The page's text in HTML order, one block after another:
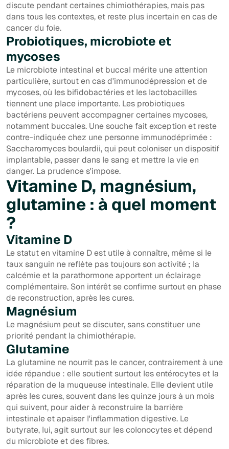
discute pendant certaines chimiothérapies, mais pas
dans tous les contextes, et reste plus incertain en cas de
cancer du foie.
Probiotiques, microbiote et
mycoses
Le microbiote intestinal et buccal mérite une attention
particulière, surtout en cas d'immunodépression et de
mycoses, où les bifidobactéries et les lactobacilles
tiennent une place importante. Les probiotiques
bactériens peuvent accompagner certaines mycoses,
notamment buccales. Une souche fait exception et reste
contre-indiquée chez une personne immunodéprimée :
Saccharomyces boulardii, qui peut coloniser un dispositif
implantable, passer dans le sang et mettre la vie en
danger. La prudence s'impose.
Vitamine D, magnésium,
glutamine : à quel moment
?
Vitamine D
Le statut en vitamine D est utile à connaître, même si le
taux sanguin ne reflète pas toujours son activité ; la
calcémie et la parathormone apportent un éclairage
complémentaire. Son intérêt se confirme surtout en phase
de reconstruction, après les cures.
Magnésium
Le magnésium peut se discuter, sans constituer une
priorité pendant la chimiothérapie.
Glutamine
La glutamine ne nourrit pas le cancer, contrairement à une
idée répandue : elle soutient surtout les entérocytes et la
réparation de la muqueuse intestinale. Elle devient utile
après les cures, souvent dans les quinze jours à un mois
qui suivent, pour aider à reconstruire la barrière
intestinale et apaiser l'inflammation digestive. Le
butyrate, lui, agit surtout sur les colonocytes et dépend
du microbiote et des fibres.